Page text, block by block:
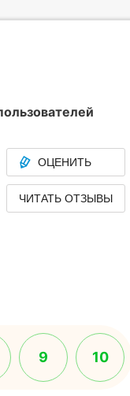
ОЦЕНИТЬ
ЧИТАТЬ ОТЗЫВЫ
9 10